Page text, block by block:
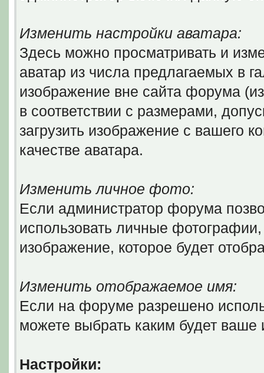
Изменить настройки аватара:
Здесь можно просматривать и
аватар из числа предлагаемых в
изображение вне сайта форума
в соответствии с размерами,
загрузить изображение с вашего
качестве аватара.
Изменить личное фото:
Если администратор форума
использовать личные
изображение, которое будет
Изменить отображаемое имя:
Если на форуме разрешено
можете выбрать каким будет
Настройки: